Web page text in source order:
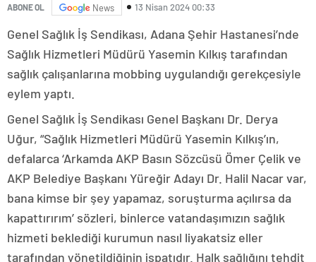
ABONE OL News 13 Nisan 2024 00:33
Genel Sağlık İş Sendikası, Adana Şehir Hastanesi’nde
Sağlık Hizmetleri Müdürü Yasemin Kılkış tarafından
sağlık çalışanlarına mobbing uygulandığı gerekçesiyle
eylem yaptı.
Genel Sağlık İş Sendikası Genel Başkanı Dr. Derya
Uğur, “Sağlık Hizmetleri Müdürü Yasemin Kılkış’ın,
defalarca ‘Arkamda AKP Basın Sözcüsü Ömer Çelik ve
AKP Belediye Başkanı Yüreğir Adayı Dr. Halil Nacar var,
bana kimse bir şey yapamaz, soruşturma açılırsa da
kapattırırım’ sözleri, binlerce vatandaşımızın sağlık
hizmeti beklediği kurumun nasıl liyakatsiz eller
tarafından yönetildiğinin ispatıdır. Halk sağlığını tehdit